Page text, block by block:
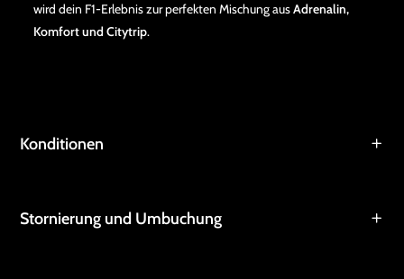
wird dein F1-Erlebnis zur perfekten Mischung ausAdrenalin,
Komfort und Citytrip.
Konditionen
Stornierung und Umbuchung